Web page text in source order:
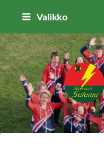
Siirry
sisältöön
Valikko